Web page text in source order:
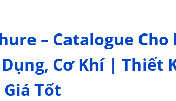
– Catalogue
Cơ Khí | Thiết
Tốt